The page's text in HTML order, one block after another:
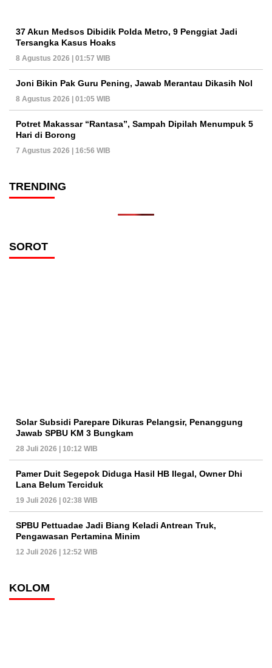
37 Akun Medsos Dibidik Polda Metro, 9 Penggiat Jadi
Tersangka Kasus Hoaks
8 Agustus 2026 | 01:57 WIB
Joni Bikin Pak Guru Pening, Jawab Merantau Dikasih Nol
8 Agustus 2026 | 01:05 WIB
Potret Makassar “Rantasa”, Sampah Dipilah Menumpuk 5
Hari di Borong
7 Agustus 2026 | 16:56 WIB
TRENDING
SOROT
Solar Subsidi Parepare Dikuras Pelangsir, Penanggung
Jawab SPBU KM 3 Bungkam
28 Juli 2026 | 10:12 WIB
Pamer Duit Segepok Diduga Hasil HB Ilegal, Owner Dhi
Lana Belum Terciduk
19 Juli 2026 | 02:38 WIB
SPBU Pettuadae Jadi Biang Keladi Antrean Truk,
Pengawasan Pertamina Minim
12 Juli 2026 | 12:52 WIB
KOLOM